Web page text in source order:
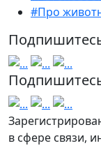
#Про
в сфере связи,